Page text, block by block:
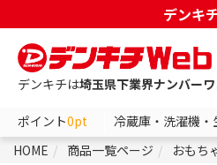
デンキ
デンキチは埼玉県下業界ナンバー
ポイント0pt 冷蔵庫・洗濯機・
HOME
商品一覧ページ おもち